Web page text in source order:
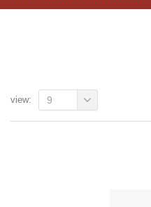
view: 9